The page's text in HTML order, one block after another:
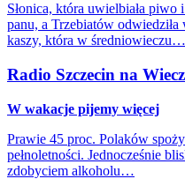
Słonica, która uwielbiała piwo
panu, a Trzebiatów
kaszy, która w średniowieczu…
Radio Szczecin na
W wakacje pijemy więcej
Prawie 45 proc. Polaków
pełnoletności. Jednocześnie
zdobyciem alkoholu…